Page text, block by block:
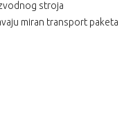
stroja
miran transport paketa